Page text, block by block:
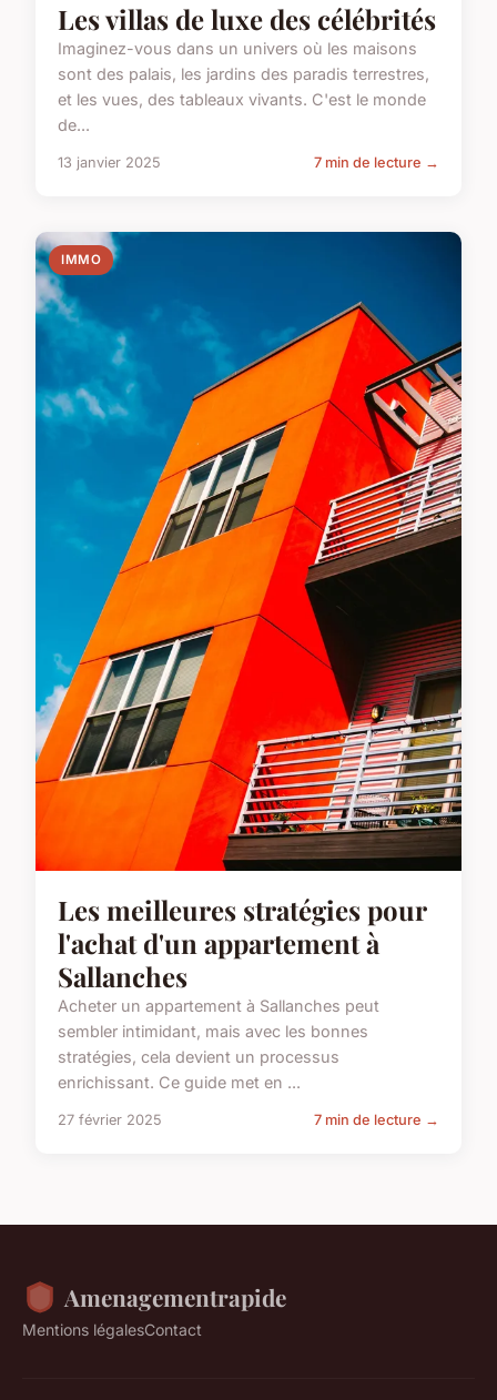
Les villas de luxe des célébrités
Imaginez-vous dans un univers où les maisons
sont des palais, les jardins des paradis terrestres,
et les vues, des tableaux vivants. C'est le monde
de...
13 janvier 2025 7 min de lecture →
IMMO
Les meilleures stratégies pour
l'achat d'un appartement à
Sallanches
Acheter un appartement à Sallanches peut
sembler intimidant, mais avec les bonnes
stratégies, cela devient un processus
enrichissant. Ce guide met en ...
27 février 2025 7 min de lecture →
Amenagementrapide
Mentions légalesContact